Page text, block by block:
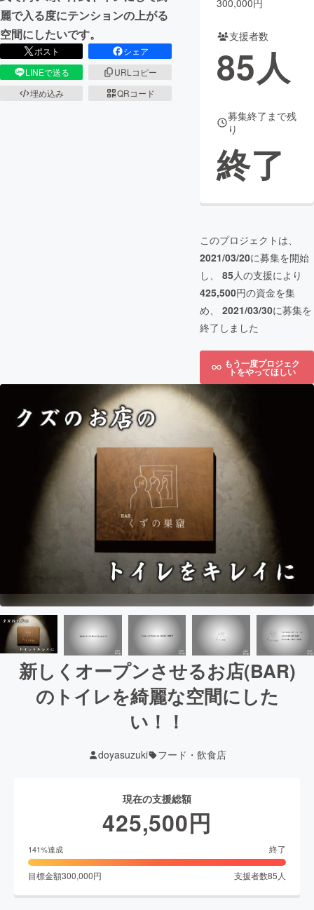
CAMPFIREふるさと納税machi-ya コミュニティ
麗で入る度にテンションの上がる
空間にしたいです。
ポスト
シェア
LINEで送る
URLコピー
埋め込み
QRコード
300,000円
支援者数
85人
募集終了まで残
り
終了
このプロジェクトは、
2021/03/20に募集を開始
し、 85人の支援により
425,500円の資金を集
め、 2021/03/30に募集を
終了しました
もう一度プロジェク
トをやってほしい
新しくオープンさせるお店(BAR)
のトイレを綺麗な空間にした
い！！
doyasuzuki フード・飲食店
現在の支援総額
425,500円
141%達成 終了
目標金額300,000円 支援者数85人